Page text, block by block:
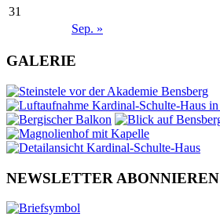
Sep. »
31
GALERIE
NEWSLETTER ABONNIEREN